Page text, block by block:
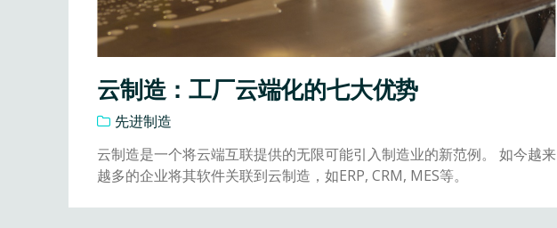
云制造：工厂云端化的七大优势
先进制造
云制造是一个将云端互联提供的无限可能引入制造业的新范例。 如今越来
越多的企业将其软件关联到云制造，如ERP, CRM, MES等。